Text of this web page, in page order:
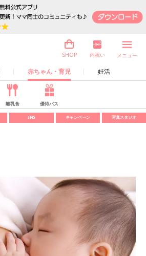
赤ちゃん・育児 妊活
SHOP 内祝い メニュー
離乳食 優待パス
SNS キャンペーン 写真スタジオ